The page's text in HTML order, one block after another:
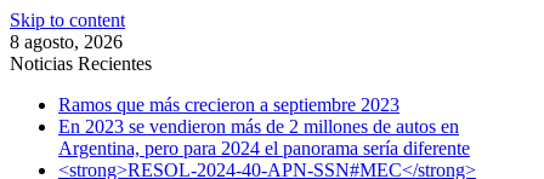
Skip to content
8 agosto, 2026
Noticias Recientes
Ramos que más crecieron a septiembre 2023
En 2023 se vendieron más de 2 millones de autos en
Argentina, pero para 2024 el panorama sería diferente
<strong>RESOL-2024-40-APN-SSN#MEC</strong>